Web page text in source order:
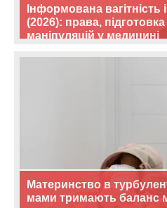
Інформована вагітність
(2026): права,
маніпуляцій у медицині
Материнство в
мами тримають баланс